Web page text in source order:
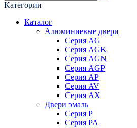
Kатегории
Каталог
Алюминиевые двери
Серия AG
Серия AGK
Серия AGN
Серия AGP
Серия AP
Серия AV
Серия AX
Двери эмаль
Серия P
Серия PA